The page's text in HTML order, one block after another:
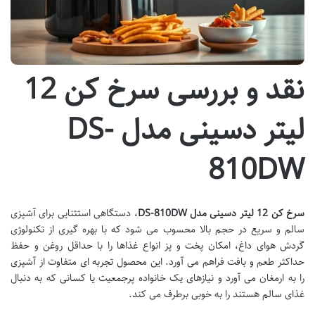
نقد و بررسی سرخ کن 12
لیتر دسینی مدل DS-
810DW
سرخ کن 12 لیتر دسینی مدل DS-810DW
، دستگاهی استثنایی برای آشپزی
سالم و سریع در حجم بالا محسوب می شود که با بهره گیری از تکنولوژی
گردش هوای داغ، امکان پخت و پز انواع غذاها را با حداقل روغن و حفظ
حداکثر طعم و بافت فراهم می آورد. این محصول تجربه ای متفاوت از آشپزی
را به ارمغان می آورد و نیازهای یک خانواده پرجمعیت یا کسانی که به دنبال
غذای سالم هستند را به خوبی برطرف می کند.